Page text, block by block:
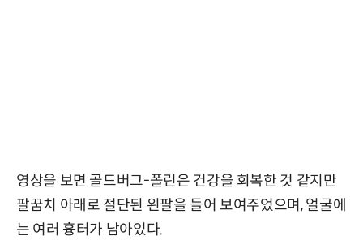
영상을 보면 골드버그-폴린은 건강을 회복한 것 같지만
팔꿈치 아래로 절단된 왼팔을 들어 보여주었으며, 얼굴에
는 여러 흉터가 남아있다.